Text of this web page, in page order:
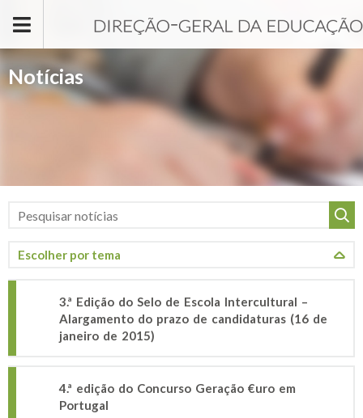
Notícias
3.ª Edição do Selo de Escola Intercultural –
Alargamento do prazo de candidaturas (16 de
janeiro de 2015)
4.ª edição do Concurso Geração €uro em
Portugal